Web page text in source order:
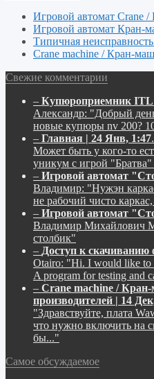
Игровой автомат
Игровой автомат Кран-
Типичная
Crane machine / Кран-
Свежие комментарии
– Купюроприемник ITL
Александр: "Добрый
новые купюры nv 200?
– Главная | 24 Янв, 1:47.
Может быть у кого-то
уникум с игрой
– Игровой автомат
Владимир: "Нужэн
не рабочий чисто
– Игровой автомат
Владимир Михайлович
столбик"
– Доступ к скачиванию
Otairo: "Hi. I would like to
A program for testing and
– Crane machine /
производителей | 14
"Здравствуйте, плата
что нужно включить на
бы..."
Самое обсуждаемое